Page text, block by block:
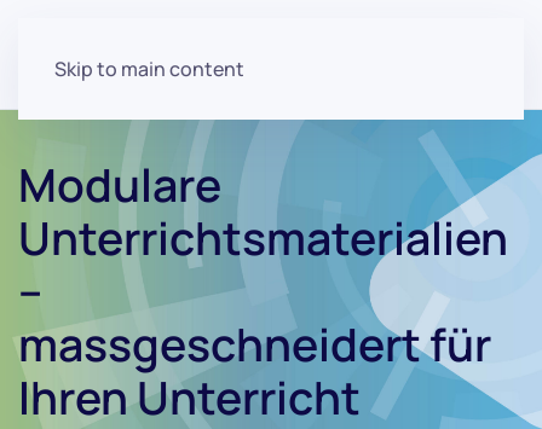
Skip to main content
Modulare
Unterrichtsmaterialien
–
massgeschneidert für
Ihren Unterricht